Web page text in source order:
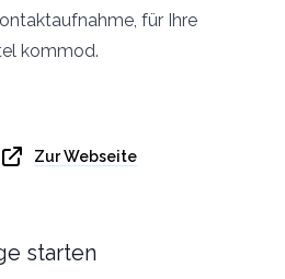
für Ihre
kommod.
Zur Webseite
starten